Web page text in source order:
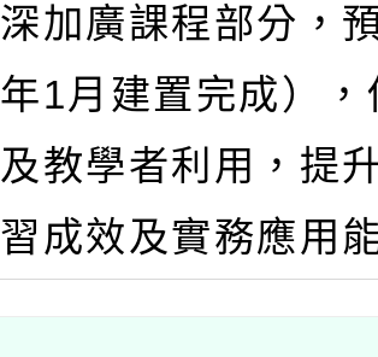
深加廣課程部分，
年1月建置完成）
及教學者利用，提
習成效及實務應用